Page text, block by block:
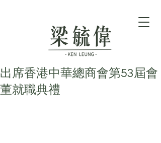
出席香港中華總商會第53屆會
董就職典禮